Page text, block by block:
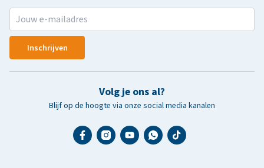
Inschrijven
Volg je ons al?
Blijf op de hoogte via onze social media kanalen